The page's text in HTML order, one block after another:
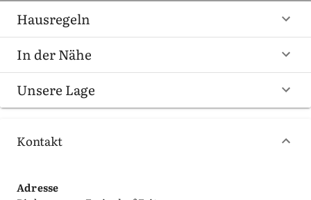
Hausregeln
In der Nähe
Unsere Lage
Kontakt
Adresse